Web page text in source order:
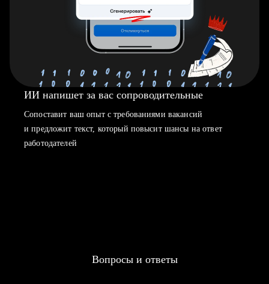
ИИ напишет за вас сопроводительные
Сопоставит ваш опыт с требованиями вакансий
и предложит текст, который повысит шансы на ответ
работодателей
Вопросы и ответы